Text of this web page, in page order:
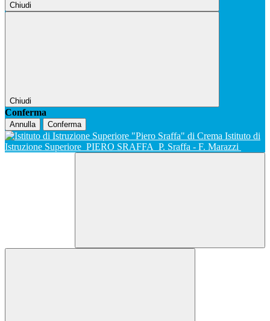
Chiudi
Chiudi
Conferma
Annulla Conferma
Istituto di
Istruzione Superiore PIERO SRAFFA P. Sraffa - F. Marazzi